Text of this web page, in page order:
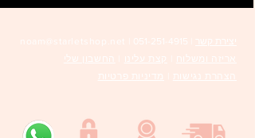
יצירת קשר 051-251-4915 |
noam@starletshop.net
אריזה ומשלוח
קצת עלינו
החשבון שלי
הצהרת נגישות
מדיניות פרטיות